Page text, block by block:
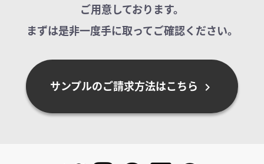
ご用意しております。
まずは是非一度手に取ってご確認ください。
サンプルのご請求方法はこちら chevron_right